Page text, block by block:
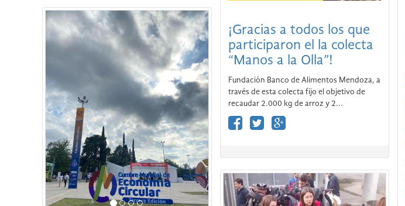
Andesmar acompañó a la
ONG Empate Mendoza
en el Carrusel de la
Vendimia
El aporte de la Fundación fue permitir que
los chicos de Empate pudieran realizar el
recorrido del Carrusel a bordo de unidades
del City Bus Mendoza.
¡Gracias a todos los que
participaron el la colecta
“Manos a la Olla”!
Fundación Banco de Alimentos Mendoza, a
través de esta colecta fijo el objetivo de
recaudar 2.000 kg de arroz y 2...